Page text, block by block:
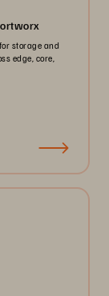
storage and
edge, core,